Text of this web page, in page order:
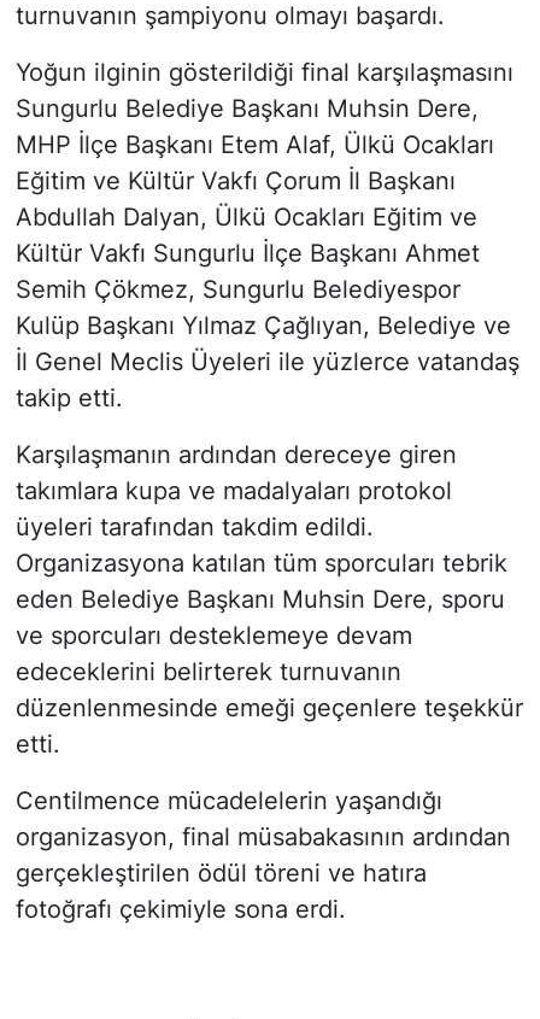
turnuvanın şampiyonu olmayı başardı.
Yoğun ilginin gösterildiği final karşılaşmasını
Sungurlu Belediye Başkanı Muhsin Dere,
MHP İlçe Başkanı Etem Alaf, Ülkü Ocakları
Eğitim ve Kültür Vakfı Çorum İl Başkanı
Abdullah Dalyan, Ülkü Ocakları Eğitim ve
Kültür Vakfı Sungurlu İlçe Başkanı Ahmet
Semih Çökmez, Sungurlu Belediyespor
Kulüp Başkanı Yılmaz Çağlıyan, Belediye ve
İl Genel Meclis Üyeleri ile yüzlerce vatandaş
takip etti.
Karşılaşmanın ardından dereceye giren
takımlara kupa ve madalyaları protokol
üyeleri tarafından takdim edildi.
Organizasyona katılan tüm sporcuları tebrik
eden Belediye Başkanı Muhsin Dere, sporu
ve sporcuları desteklemeye devam
edeceklerini belirterek turnuvanın
düzenlenmesinde emeği geçenlere teşekkür
etti.
Centilmence mücadelelerin yaşandığı
organizasyon, final müsabakasının ardından
gerçekleştirilen ödül töreni ve hatıra
fotoğrafı çekimiyle sona erdi.